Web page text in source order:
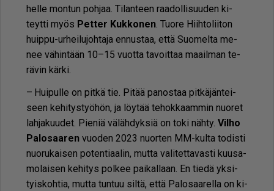
hel­le mon­tun poh­jaa. Ti­lan­teen raa­dol­li­suu­den ki­
teyt­ti myös Pet­ter Kuk­ko­nen. Tuo­re Hiih­to­lii­ton
huip­pu-ur­hei­lu­joh­ta­ja en­nus­taa, et­tä Suo­mel­ta me­
nee vä­hin­tään 10–15 vuot­ta ta­voit­taa maa­il­man te­
rä­vin kär­ki.
– Hui­pul­le on pit­kä tie. Pi­tää pa­nos­taa pit­kä­jän­tei­
seen ke­hi­tys­työ­hön, ja löy­tää te­hok­kaam­min nuo­ret
lah­ja­kuu­det. Pie­niä vä­läh­dyk­siä on toki näh­ty. Vil­ho
Pa­lo­saa­renvuo­den 2023 nuor­ten MM-kul­ta to­dis­ti
nuo­ru­kai­sen po­ten­ti­aa­lin, mut­ta va­li­tet­ta­vas­ti kuu­sa­
mo­lai­sen ke­hi­tys pol­kee pai­kal­laan. En tie­dä yk­si­
tyis­koh­tia, mut­ta tun­tuu sil­tä, et­tä Pa­lo­saa­rel­la on ki­